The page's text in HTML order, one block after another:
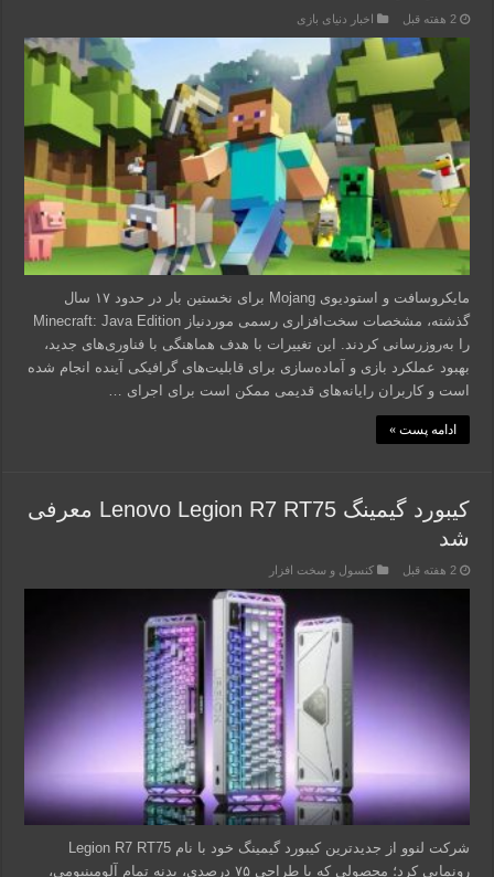
2 هفته قبل اخبار دنیای بازی
مایکروسافت و استودیوی Mojang برای نخستین بار در حدود ۱۷ سال
گذشته، مشخصات سخت‌افزاری رسمی موردنیاز Minecraft: Java Edition
را به‌روزرسانی کردند. این تغییرات با هدف هماهنگی با فناوری‌های جدید،
بهبود عملکرد بازی و آماده‌سازی برای قابلیت‌های گرافیکی آینده انجام شده
است و کاربران رایانه‌های قدیمی ممکن است برای اجرای …
ادامه پست »
کیبورد گیمینگ Lenovo Legion R7 RT75 معرفی
شد
2 هفته قبل کنسول و سخت افزار
شرکت لنوو از جدیدترین کیبورد گیمینگ خود با نام Legion R7 RT75
رونمایی کرد؛ محصولی که با طراحی ۷۵ درصدی، بدنه تمام آلومینیومی،